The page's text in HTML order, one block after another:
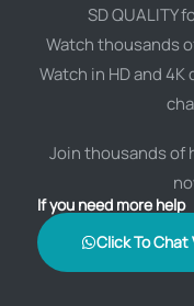
SD QUALITY
Watch thousands
Watch in HD and
Join thousands of
If you need more help
Click To Chat